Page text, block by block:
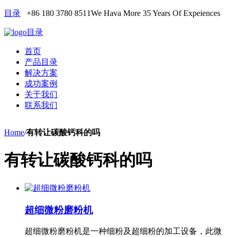
目录 +86 180 3780 8511We Hava More 35 Years Of Expeiences
目录
首页
产品目录
解决方案
成功案例
关于我们
联系我们
Home/有转让碳酸钙科的吗
有转让碳酸钙科的吗
超细微粉磨粉机
超细微粉磨粉机是一种细粉及超细粉的加工设备，此微